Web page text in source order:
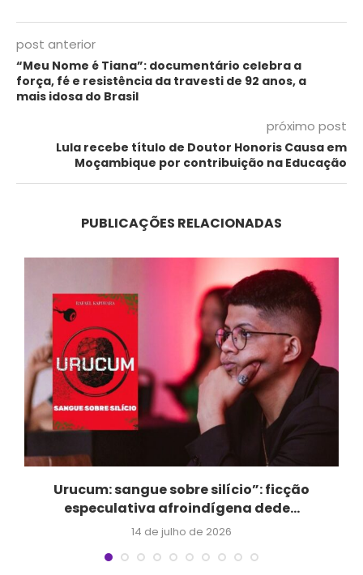
post anterior
“Meu Nome é Tiana”: documentário celebra a
força, fé e resistência da travesti de 92 anos, a
mais idosa do Brasil
próximo post
Lula recebe título de Doutor Honoris Causa em
Moçambique por contribuição na Educação
PUBLICAÇÕES RELACIONADAS
Urucum: sangue sobre silício”: ficção
especulativa afroindígena dede...
14 de julho de 2026